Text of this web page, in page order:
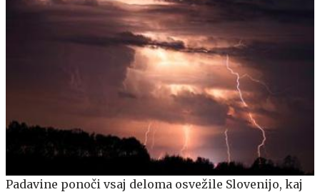
Padavine ponoči vsaj deloma osvežile Slovenijo, kaj